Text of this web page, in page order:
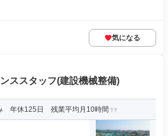
気になる
ススタッフ(建設機械整備)
年休125日 残業平均月10時間